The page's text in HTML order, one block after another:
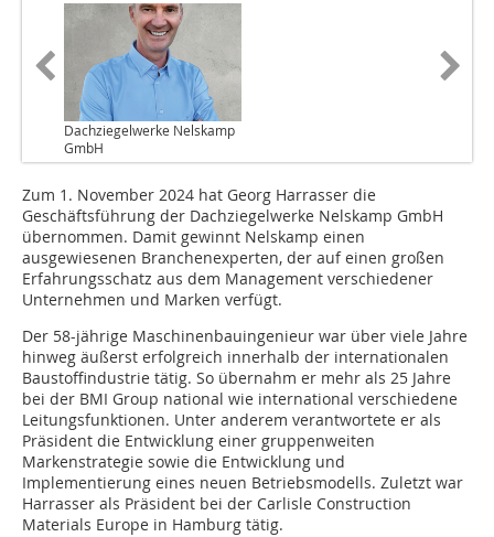
Dachziegelwerke Nelskamp
GmbH
Zum 1. November 2024 hat Georg Harrasser die
Geschäftsführung der Dachziegelwerke Nelskamp GmbH
übernommen. Damit gewinnt Nelskamp einen
ausgewiesenen Branchenexperten, der auf einen großen
Erfahrungsschatz aus dem Management verschiedener
Unternehmen und Marken verfügt.
Der 58-jährige Maschinenbauingenieur war über viele Jahre
hinweg äußerst erfolgreich innerhalb der internationalen
Baustoffindustrie tätig. So übernahm er mehr als 25 Jahre
bei der BMI Group national wie international verschiedene
Leitungsfunktionen. Unter anderem verantwortete er als
Präsident die Entwicklung einer gruppenweiten
Markenstrategie sowie die Entwicklung und
Implementierung eines neuen Betriebsmodells. Zuletzt war
Harrasser als Präsident bei der Carlisle Construction
Materials Europe in Hamburg tätig.